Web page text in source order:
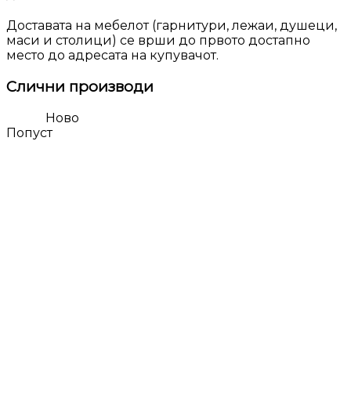
Доставата на мебелот (гарнитури, лежаи, душеци,
маси и столици) се врши до првото достапно
место до адресата на купувачот.
Слични производи
Ново
Попуст